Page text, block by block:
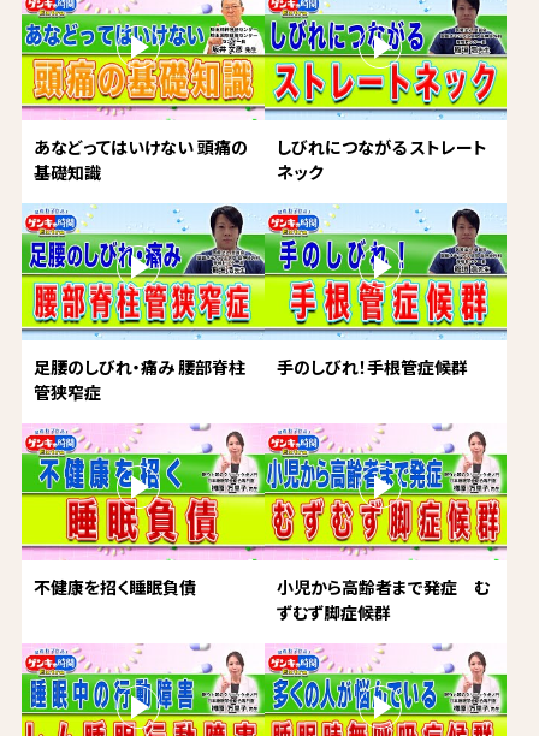
あなどってはいけない 頭痛の
基礎知識
しびれにつながる ストレート
ネック
足腰のしびれ・痛み 腰部脊柱
管狭窄症
手のしびれ！手根管症候群
不健康を招く睡眠負債
小児から高齢者まで発症 む
ずむず脚症候群